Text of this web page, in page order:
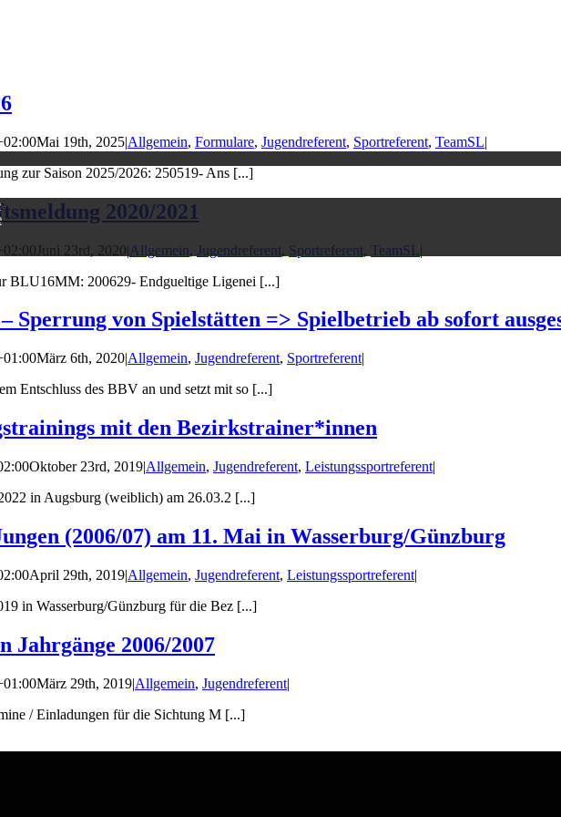
Mai 19th, 2025|Allgemein, Formulare, Jugendreferent, Sportreferent, TeamSL|
zur Saison 2025/2026: 250519- Ans [...]
2020/2021
Juni 23rd, 2020| Allgemein, Jugendreferent, Sportreferent, TeamSL |
BLU16MM: 200629- Endgueltige Ligenei [...]
Sperrung von Spielstätten => Spielbetrieb ab sofort
März 6th, 2020|Allgemein, Jugendreferent, Sportreferent|
Entschluss des BBV an und setzt mit so [...]
mit den Bezirkstrainer*innen
Oktober 23rd, 2019|Allgemein, Jugendreferent, Leistungssportreferent|
in Augsburg (weiblich) am 26.03.2 [...]
(2006/07) am 11. Mai in Wasserburg/Günzburg
April 29th, 2019|Allgemein, Jugendreferent, Leistungssportreferent|
in Wasserburg/Günzburg für die Bez [...]
Jahrgänge 2006/2007
März 29th, 2019|Allgemein, Jugendreferent|
/ Einladungen für die Sichtung M [...]